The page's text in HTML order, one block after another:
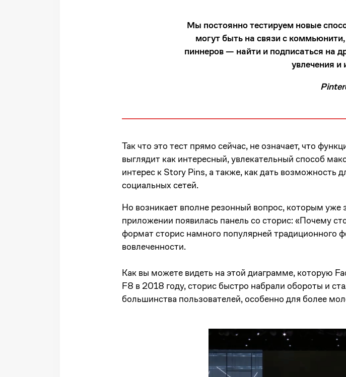
Мы постоянно тестируем новые
могут быть на связи с
пиннеров — найти и подписаться на
увлечения и
Так что это тест прямо сейчас, не означает, что
выглядит как интересный, увлекательный способ
интерес к Story Pins, а также, как дать возможность
социальных сетей.
Но возникает вполне резонный вопрос, которым уже
приложении появилась панель со сторис: «Почему
формат сторис намного популярней традиционного
вовлеченности.
Как вы можете видеть на этой диаграмме, которую
F8 в 2018 году, сторис быстро набрали обороты и
большинства пользователей, особенно для более